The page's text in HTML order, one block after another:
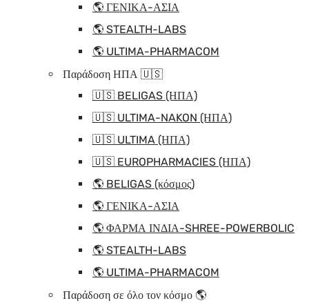
🌎 ΓΕΝΙΚΑ-ΑΣΙΑ
🌎 STEALTH-LABS
🌎 ULTIMA-PHARMACOM
Παράδοση ΗΠΑ 🇺🇸
🇺🇸 BELIGAS (ΗΠΑ)
🇺🇸 ULTIMA-NAKON (ΗΠΑ)
🇺🇸 ULTIMA (ΗΠΑ)
🇺🇸 EUROPHARMACIES (ΗΠΑ)
🌎 BELIGAS (κόσμος)
🌎 ΓΕΝΙΚΑ-ΑΣΙΑ
🌎 ΦΑΡΜΑ ΙΝΔΙΑ-SHREE-POWERBOLIC
🌎 STEALTH-LABS
🌎 ULTIMA-PHARMACOM
Παράδοση σε όλο τον κόσμο 🌎